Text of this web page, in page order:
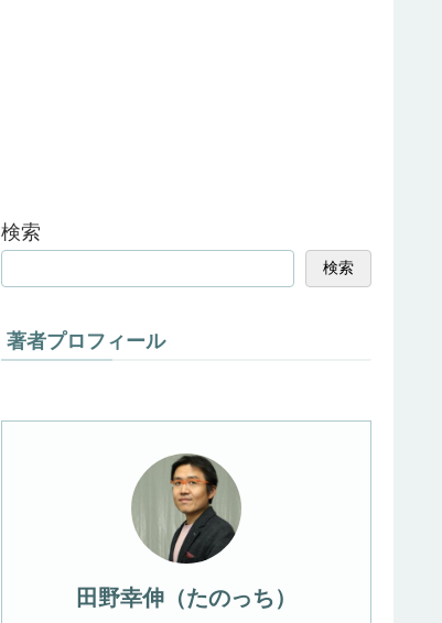
検索
検索
著者プロフィール
田野幸伸（たのっち）